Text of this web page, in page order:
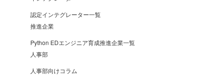
認定インテグレーター一覧
推進企業
Python EDエンジニア育成推進企業一覧
人事部
人事部向けコラム